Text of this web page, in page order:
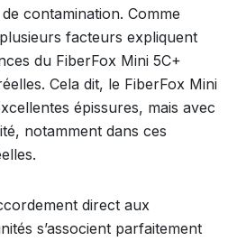
contamination. Comme
facteurs expliquent
du FiberFox Mini 5C+
Cela dit, le FiberFox Mini
épissures, mais avec
notamment dans ces
direct aux
s’associent parfaitement